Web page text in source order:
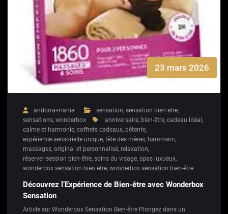
23 mars 2026
andorra-mania sensation, sensation bien etre,
sensations, wonderbox anniversaire, bien-être, cadeau idéal ,
calme et harmonie, coffrets cadeaux, détente,
expérience sensorielle unique, fête des mères, hammam,
massages, original et personnalisé, relaxation,
réserver session bien-être, soins du visage, spas luxueux,
wonderbox sensation bien etre, wonderbox sensation bien-être
Découvrez l’Expérience de Bien-être avec Wonderbox
Sensation
Article sur Wonderbox Sensation Bien-être Plongez dans un